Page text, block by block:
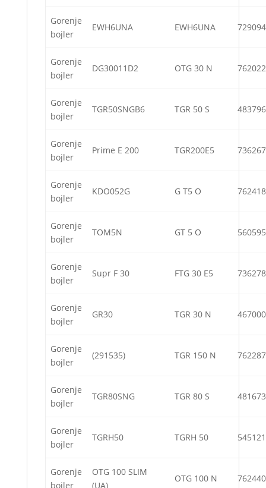
Gorenje
bojler
EWH6UNA EWH6UNA 729094
Gorenje
bojler
DG30011D2 OTG 30 N 762022
Gorenje
bojler
TGR50SNGB6 TGR 50 S 483796
Gorenje
bojler
Prime E 200 TGR200E5 736267
Gorenje
bojler
KDO052G G T5 O 762418
Gorenje
bojler
TOM5N GT 5 O 560595
Gorenje
bojler
Supr F 30 FTG 30 E5 736278
Gorenje
bojler
GR30 TGR 30 N 467000
Gorenje
bojler
(291535) TGR 150 N 762287
Gorenje
bojler
TGR80SNG TGR 80 S 481673
Gorenje
bojler
TGRH50 TGRH 50 545121
Gorenje
bojler
OTG 100 SLIM
(UA)
OTG 100 N 762440